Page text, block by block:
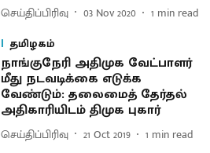
செய்திப்பிரிவு 03 Nov 2020 1 min read
தமிழகம்
நாங்குநேரி அதிமுக வேட்பாளர்
மீது நடவடிக்கை எடுக்க
வேண்டும்: தலைமைத் தேர்தல்
அதிகாரியிடம் திமுக புகார்
செய்திப்பிரிவு 21 Oct 2019 1 min read